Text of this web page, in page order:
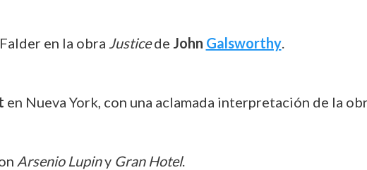
en la obra Justicede John Galsworthy.
en Nueva York, con una aclamada interpretación de la
Arsenio Lupiny Gran Hotel.